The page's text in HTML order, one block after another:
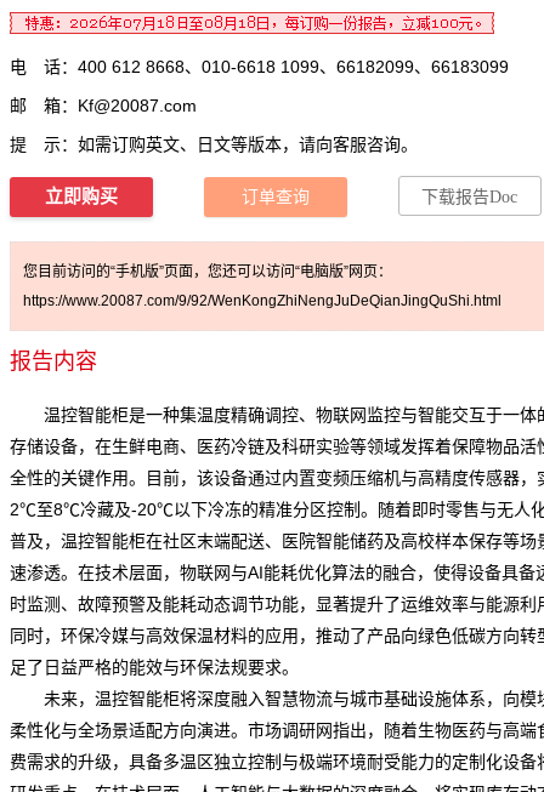
电 话：400 612 8668、010-6618 1099、66182099、66183099
邮 箱： Kf@20087.com
提 示：如需订购英文、日文等版本，请向客服咨询。
立即购买 订单查询 下载报告Doc
您目前访问的“手机版”页面，您还可以访问“电脑版”网页：
https://www.20087.com/9/92/WenKongZhiNengJuDeQianJingQuShi.html
报告内容
温控智能柜是一种集温度精确调控、物联网监控与智能交互于一体
存储设备，在生鲜电商、医药冷链及科研实验等领域发挥着保障物品活
全性的关键作用。目前，该设备通过内置变频压缩机与高精度传感器，
2℃至8℃冷藏及-20℃以下冷冻的精准分区控制。随着即时零售与无人
普及，温控智能柜在社区末端配送、医院智能储药及高校样本保存等场
速渗透。在技术层面，物联网与AI能耗优化算法的融合，使得设备具备
时监测、故障预警及能耗动态调节功能，显著提升了运维效率与能源利
同时，环保冷媒与高效保温材料的应用，推动了产品向绿色低碳方向转
足了日益严格的能效与环保法规要求。
未来，温控智能柜将深度融入智慧物流与城市基础设施体系，向模
柔性化与全场景适配方向演进。 市场调研网指出，随着生物医药与高端
费需求的升级，具备多温区独立控制与极端环境耐受能力的定制化设备